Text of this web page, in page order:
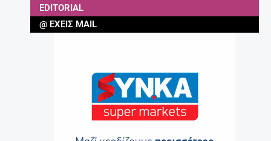
EDITORIAL
@ ΈΧΕΙΣ MAIL